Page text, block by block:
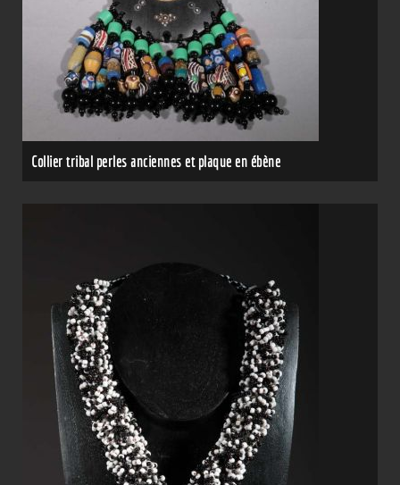
Collier tribal perles anciennes et plaque en ébène